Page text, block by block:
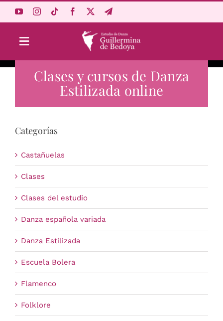
Toggle
Navigation
Aprende Online
Estudio
Carrito
Clases y cursos de Danza
Estilizada online
Categorías
Castañuelas
Clases
Clases del estudio
Danza española variada
Danza Estilizada
Escuela Bolera
Flamenco
Folklore